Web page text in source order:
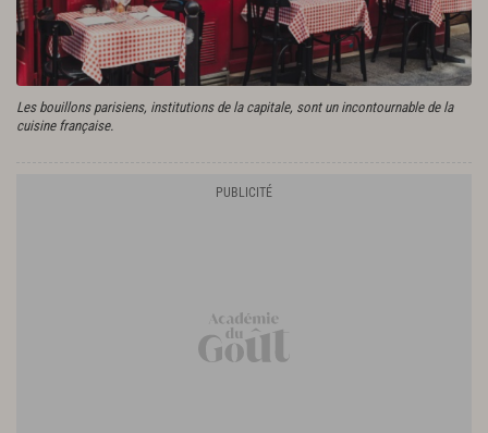
Les bouillons parisiens, institutions de la capitale, sont un incontournable de la
cuisine française.